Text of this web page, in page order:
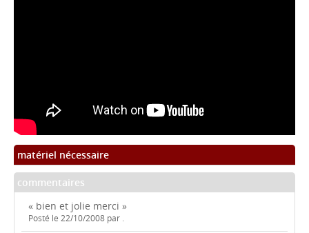
matériel nécessaire
commentaires
« bien et jolie merci »
Posté le 22/10/2008 par .